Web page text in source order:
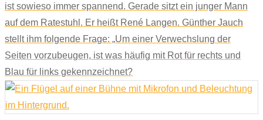
ist sowieso immer spannend. Gerade sitzt ein junger Mann
auf dem Ratestuhl. Er heißt René Langen. Günther Jauch
stellt ihm folgende Frage: „Um einer Verwechslung der
Seiten vorzubeugen, ist was häufig mit Rot für rechts und
Blau für links gekennzeichnet?